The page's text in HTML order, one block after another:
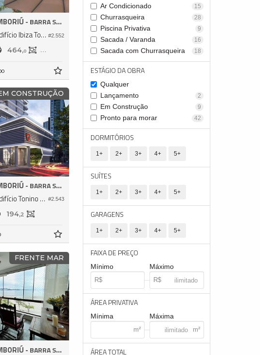
Ar Condicionado
15
Churrasqueira 28
Piscina Privativa 9
Sacada / Varanda 16
Sacada com Churrasqueira 18
ESTÁGIO DA OBRA
Qualquer
Lançamento
2
Em Construção 9
Pronto para morar 42
DORMITÓRIOS
1+ 2+ 3+ 4+ 5+
SUÍTES
1+ 2+ 3+ 4+ 5+
GARAGENS
1+ 2+ 3+ 4+ 5+
FAIXA DE PREÇO
Mínimo Máximo
ÁREA PRIVATIVA
Mínima Máxima
ÁREA TOTAL
#2.552
- BARRA SUL
Apartamento no Edifício Ibiza Towers
464,0 237,
CONSTRUÇÃO
#2.543
- BARRA SUL
Apartamento no Edifício Tonino Lamborghini Residences
194,2
FRENTE MAR
- BARRA SUL